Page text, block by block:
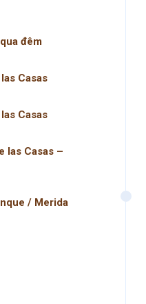
đêm
Casas
Casas
las Casas –
/ Merida